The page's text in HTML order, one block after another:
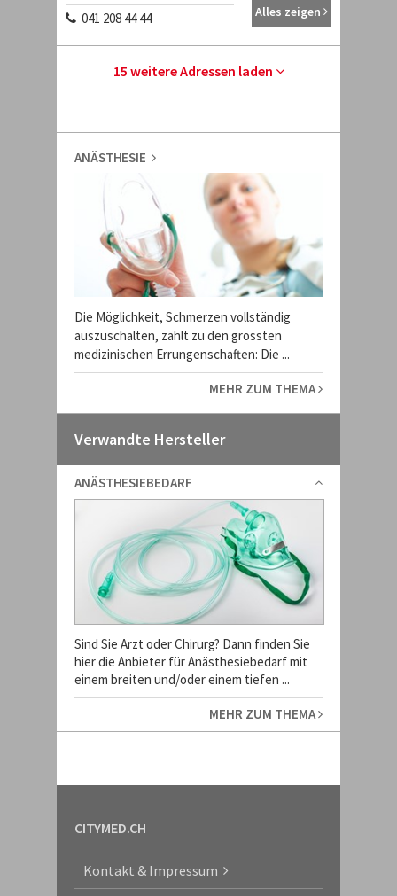
041 208 44 44
Alles zeigen
15 weitere Adressen laden
ANÄSTHESIE
Die Möglichkeit, Schmerzen vollständig
auszuschalten, zählt zu den grössten
medizinischen Errungenschaften: Die ...
MEHR ZUM THEMA
Verwandte Hersteller
ANÄSTHESIEBEDARF
Sind Sie Arzt oder Chirurg? Dann finden Sie
hier die Anbieter für Anästhesiebedarf mit
einem breiten und/oder einem tiefen ...
MEHR ZUM THEMA
CITYMED.CH
Kontakt & Impressum